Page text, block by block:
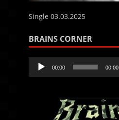
Single 03.03.2025
BRAINS CORNER
Audio-
Player
00:00 00:00